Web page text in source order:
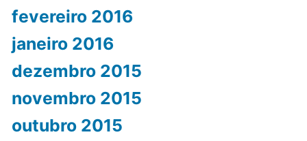
fevereiro 2016
janeiro 2016
dezembro 2015
novembro 2015
outubro 2015